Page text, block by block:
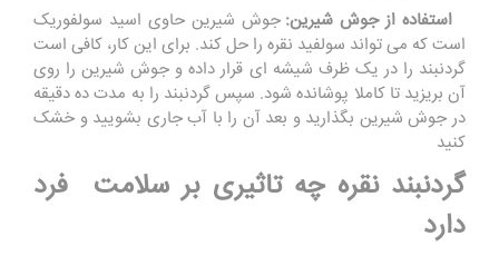
استفاده از جوش شیرین: جوش شیرین حاوی اسید سولفوریک
است که می تواند سولفید نقره را حل کند. برای این کار، کافی است
گردنبند را در یک ظرف شیشه ای قرار داده و جوش شیرین را روی
آن بریزید تا کاملا پوشانده شود. سپس گردنبند را به مدت ده دقیقه
در جوش شیرین بگذارید و بعد آن را با آب جاری بشویید و خشک
کنید
گردنبند نقره چه تاثیری بر سلامت فرد
دارد